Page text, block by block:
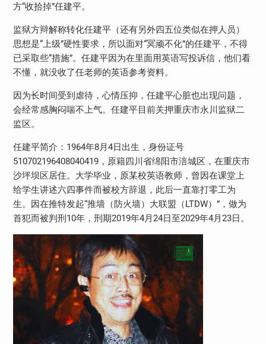
方“收拾掉”任建平。
监狱方辩解称转化任建平（还有另外四五位类似在押人员）
思想是“上级”硬性要求，所以面对“冥顽不化”的任建平，不得
已采取些“措施”。任建平因为在里面用英语写投诉信，他们看
不懂，就没收了任老师的英语参考资料。
因为长时间受到虐待，心情压抑，任建平心脏也出现问题，
会经常感胸闷喘不上气。任建平目前关押重庆市永川监狱二
监区。
任建平简介：1964年8月4日出生，身份证号
510702196408040419，原籍四川省绵阳市涪城区，在重庆市
沙坪坝区居住。大学毕业，原某校英语教师，曾因在课堂上
给学生讲述六四事件而被校方辞退，此后一直靠打零工为
生。因在推特发起“推墙（防火墙）大联盟（LTDW）”，做为
首犯而被判刑10年，刑期2019年4月24日至2029年4月23日。